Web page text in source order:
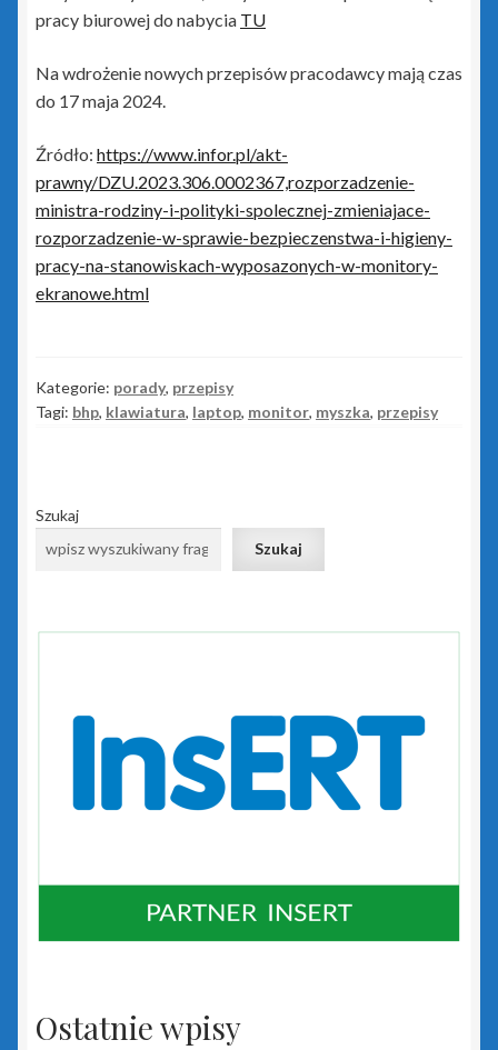
Portal Biura
Rachmistrz Nexo
Rewizor Nexo
Rewizor Nexo Pro
Sello nx
Subiekt Nexo
Moje konto
Monitoring wizyjny
Oprogramowanie
pracy biurowej do nabycia TU
Na wdrożenie nowych przepisów pracodawcy mają czas
do 17 maja 2024.
Źródło: https://www.infor.pl/akt-
prawny/DZU.2023.306.0002367,rozporzadzenie-
ministra-rodziny-i-polityki-spolecznej-zmieniajace-
rozporzadzenie-w-sprawie-bezpieczenstwa-i-higieny-
pracy-na-stanowiskach-wyposazonych-w-monitory-
ekranowe.html
Kategorie: porady, przepisy
Tagi: bhp, klawiatura, laptop, monitor, myszka, przepisy
Szukaj
Szukaj
Ostatnie wpisy